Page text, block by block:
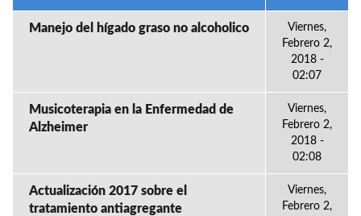
Manejo del hígado graso no alcoholico
Viernes,
Febrero 2,
2018 -
02:07
Musicoterapia en la Enfermedad de
Alzheimer
Viernes,
Febrero 2,
2018 -
02:08
Actualización 2017 sobre el
tratamiento antiagregante
Viernes,
Febrero 2,